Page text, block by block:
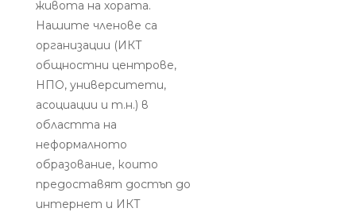
живота на хората.
Нашите членове са
организации (ИКТ
общностни центрове,
НПО, университети,
асоциации и т.н.) в
областта на
неформалното
образование, които
предоставят достъп до
интернет и ИКТ